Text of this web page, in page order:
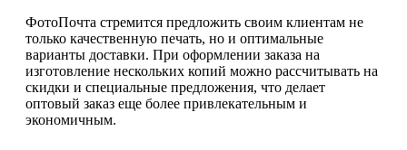
ФотоПочта стремится предложить своим клиентам не
только качественную печать, но и оптимальные
варианты доставки. При оформлении заказа на
изготовление нескольких копий можно рассчитывать на
скидки и специальные предложения, что делает
оптовый заказ еще более привлекательным и
экономичным.